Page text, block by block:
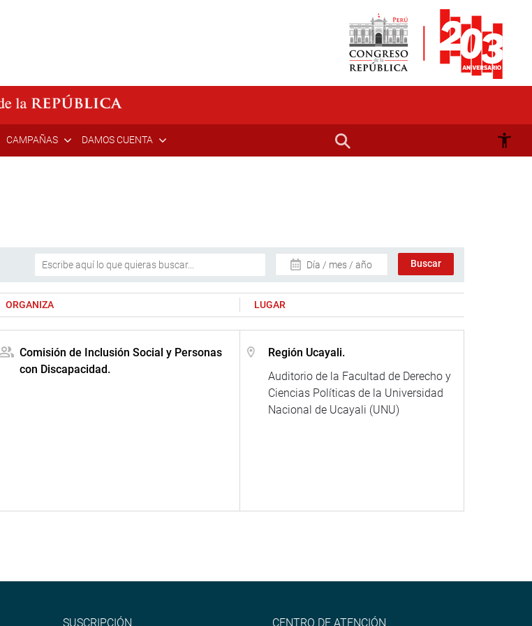
CAMPAÑAS DAMOS CUENTA
Día / mes / año
ORGANIZA LUGAR
Comisión de Inclusión Social y Personas
con Discapacidad.
Región Ucayali.
Auditorio de la Facultad de Derecho y
Ciencias Políticas de la Universidad
Nacional de Ucayali (UNU)
SUSCRIPCIÓN CENTRO DE ATENCIÓN